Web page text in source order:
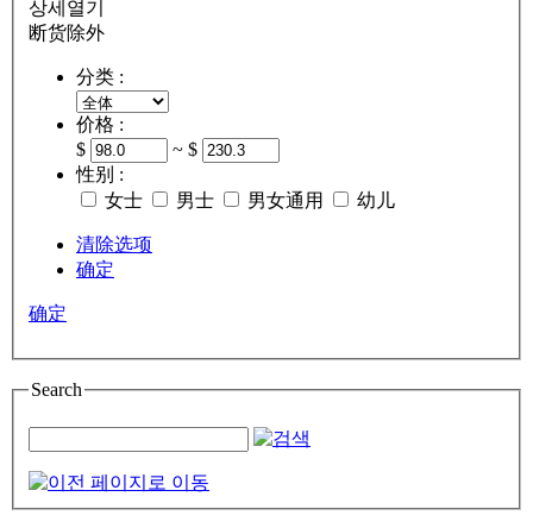
상세열기
断货除外
分类 :
价格 :
$
~ $
性别 :
女士
男士 男女通用 幼儿
清除选项
确定
确定
Search